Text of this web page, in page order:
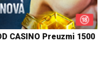
CASINO Preuzmi 1500